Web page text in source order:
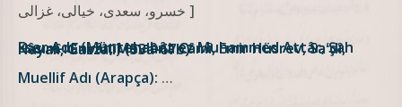
خسرو، سعدى، خيالى، غزالى ]
Eser Adı: (Müntehabât ez Muhammed Attâr, Şah Kâsım-ı Envâr, Mevlâna Câmî, Emir Hüsrev, Saʻdî, Hayalî, Gazzâlî) (53a-67b)
Muellif Adı (Arapça): …